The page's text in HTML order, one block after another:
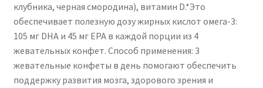
клубника, черная смородина), витамин D.*Это
обеспечивает полезную дозу жирных кислот омега-3:
105 мг DHA и 45 мг EPA в каждой порции из 4
жевательных конфет. Способ применения: 3
жевательные конфеты в день помогают обеспечить
поддержку развития мозга, здорового зрения и